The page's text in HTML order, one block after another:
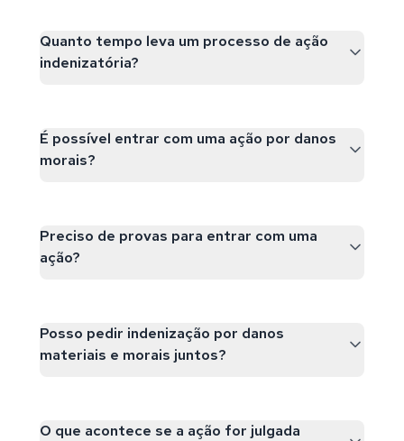
Quanto tempo leva um processo de ação
indenizatória?
É possível entrar com uma ação por danos
morais?
Preciso de provas para entrar com uma
ação?
Posso pedir indenização por danos
materiais e morais juntos?
O que acontece se a ação for julgada